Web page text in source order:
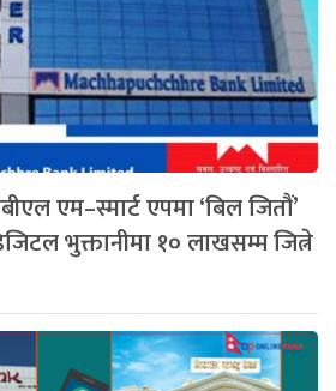
एम–स्मार्ट एपमा ‘बिल जितौं’
भुक्तानीमा १० लाखसम्म जित्ने